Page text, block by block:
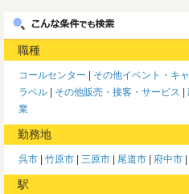
職種
コールセンター その他イベント・キ
ラベル
その他販売・接客・サービス
業
勤務地
呉市 竹原市 三原市 尾道市 府中市
駅